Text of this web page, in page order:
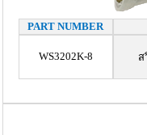
PART NUMBER
WS3202K-8 ส